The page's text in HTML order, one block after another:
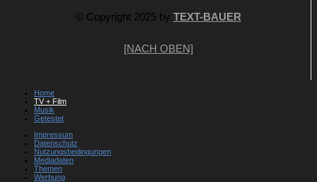
© Copyright 2025 by TEXT-BAUER
[NACH OBEN]
Home
TV + Film
Musik
Getestet
Impressum
Datenschutz
Nutzungsbedingungen
Mediadaten
Themen
Werbung